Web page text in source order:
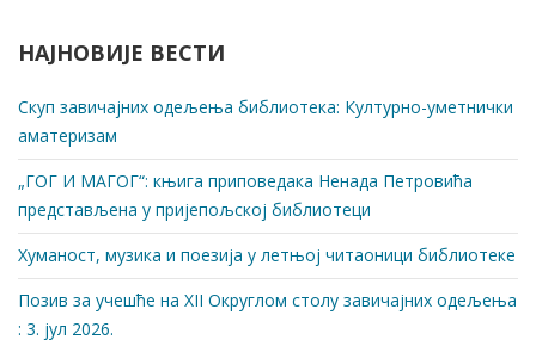
НАЈНОВИЈЕ ВЕСТИ
Скуп завичајних одељења библиотека: Културно-уметнички
аматеризам
„ГОГ И МАГОГ“: књига приповедака Ненада Петровића
представљена у пријепољској библиотеци
Хуманост, музика и поезија у летњој читаоници библиотеке
Позив за учешће на XII Округлом столу завичајних одељења
: 3. јул 2026.